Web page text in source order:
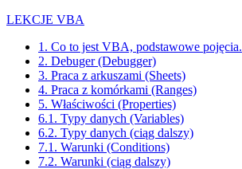
LEKCJE VBA
1. Co to jest VBA, podstawowe pojęcia.
2. Debuger (Debugger)
3. Praca z arkuszami (Sheets)
4. Praca z komórkami (Ranges)
5. Właściwości (Properties)
6.1. Typy danych (Variables)
6.2. Typy danych (ciąg dalszy)
7.1. Warunki (Conditions)
7.2. Warunki (ciąg dalszy)